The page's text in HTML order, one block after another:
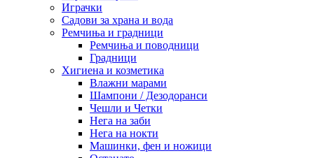
Играчки
Садови за храна и вода
Ремчиња и градници
Ремчиња и поводници
Градници
Хигиена и козметика
Влажни марами
Шампони / Дезодоранси
Чешли и Четки
Нега на заби
Нега на нокти
Машинки, фен и ножици